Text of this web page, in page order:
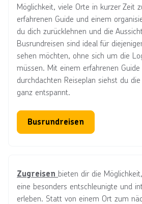
Möglichkeit, viele Orte in kurzer Zeit
erfahrenen Guide und einem
du dich zurücklehnen und die
Busrundreisen sind ideal für
sehen möchten, ohne sich um die
müssen. Mit einem erfahrenen
durchdachten Reiseplan siehst du
ganz entspannt.
Busrundreisen
Zugreisen bieten dir die
eine besonders entschleunigte und
erleben. Statt von einem Ort zum